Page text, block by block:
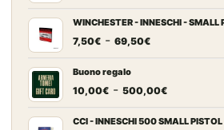
prezzo:
da
67,00€
WINCHESTER - INNESCHI - SMALL
7,50€ - 69,50€Fascia
da
a
Buono regalo
10,00€ - 500,00€Fascia
prezzo:
CCI - INNESCHI 500 SMALL PISTOL